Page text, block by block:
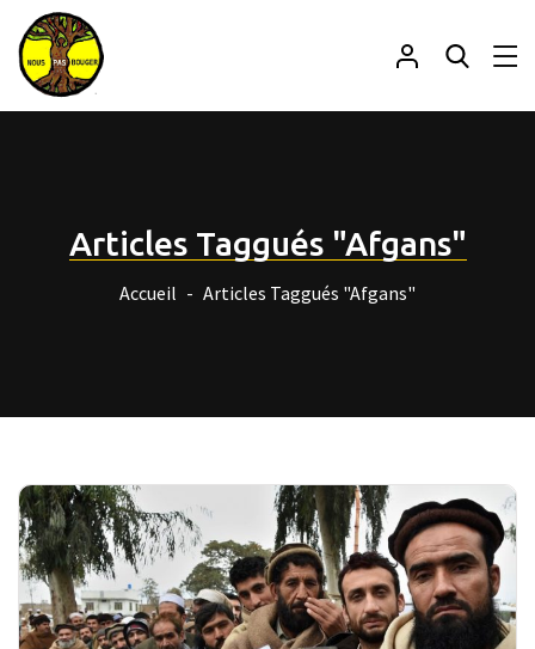
Articles Taggués "Afgans"
Accueil Articles Taggués "Afgans"